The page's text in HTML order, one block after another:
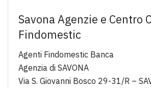
Savona Agenzie e Centro
Findomestic
Agenti Findomestic Banca
Agenzia di SAVONA
Via S. Giovanni Bosco 29-31/R –